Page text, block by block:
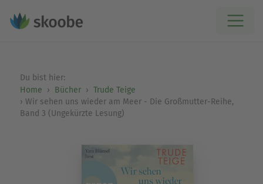
Du bist hier:
Home
Bücher
Trude Teige
Wir sehen uns wieder am Meer - Die Großmutter-Reihe,
Band 3 (Ungekürzte Lesung)